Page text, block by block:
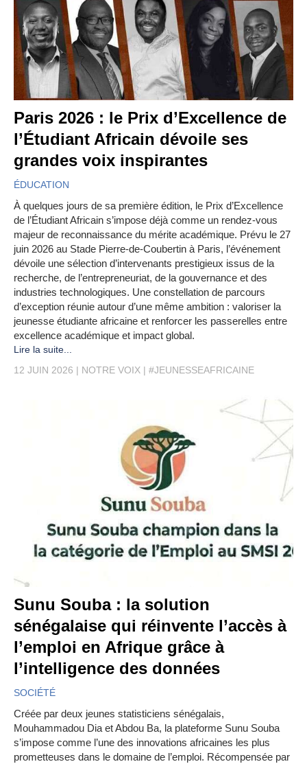
Paris 2026 : le Prix d’Excellence de
l’Étudiant Africain dévoile ses
grandes voix inspirantes
ÉDUCATION
À quelques jours de sa première édition, le Prix d’Excellence
de l’Étudiant Africain s’impose déjà comme un rendez-vous
majeur de reconnaissance du mérite académique. Prévu le 27
juin 2026 au Stade Pierre-de-Coubertin à Paris, l’événement
dévoile une sélection d’intervenants prestigieux issus de la
recherche, de l’entrepreneuriat, de la gouvernance et des
industries technologiques. Une constellation de parcours
d’exception réunie autour d’une même ambition : valoriser la
jeunesse étudiante africaine et renforcer les passerelles entre
excellence académique et impact global.
Lire la suite...
12 JUIN 2026
NOTRE VOIX #JEUNESSEAFRICAINE
Sunu Souba : la solution
sénégalaise qui réinvente l’accès à
l’emploi en Afrique grâce à
l’intelligence des données
SOCIÉTÉ
Créée par deux jeunes statisticiens sénégalais,
Mouhammadou Dia et Abdou Ba, la plateforme Sunu Souba
s’impose comme l’une des innovations africaines les plus
prometteuses dans le domaine de l’emploi. Récompensée par